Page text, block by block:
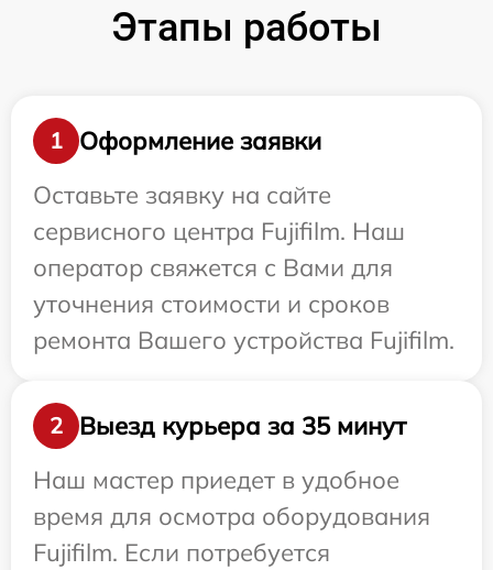
Этапы работы
1
Оформление заявки
Оставьте заявку на сайте
сервисного центра Fujifilm. Наш
оператор свяжется с Вами для
уточнения стоимости и сроков
ремонта Вашего устройства Fujifilm.
2
Выезд курьера за 35 минут
Наш мастер приедет в удобное
время для осмотра оборудования
Fujifilm. Если потребуется